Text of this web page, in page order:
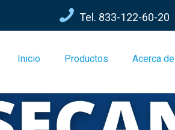
Tel. 833-122-60-20
Inicio Productos Acerca de